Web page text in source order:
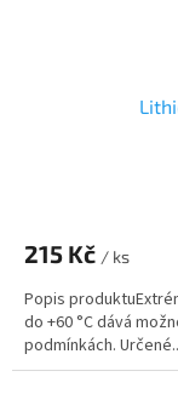
215 Kč / ks
Popis
do +60 °C dává
podmínkách.